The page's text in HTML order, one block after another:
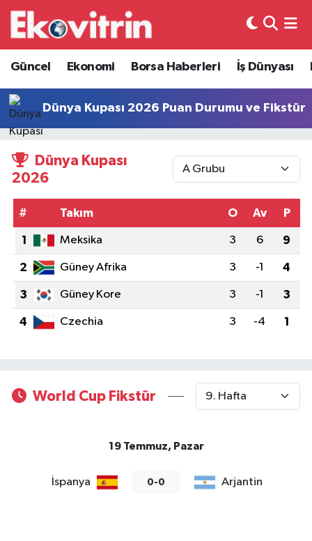
Güncel Ekonomi Borsa Haberleri İş Dünyası
Dünya Kupası 2026 Puan Durumu ve Fikstür
Dünya Kupası
2026
# Takım O Av P
1 Meksika 3 6 9
2 Güney Afrika 3 -1 4
3 Güney Kore 3 -1 3
4 Czechia 3 -4 1
World Cup Fikstür
19 Temmuz, Pazar
İspanya 0-0 Arjantin
Güncel
Ekonomi
İş Dünyası
Otovitrin
Asayiş
Magazin
Hava Durumu
Trafik Durumu
Tüm Manşetler
Haber Arşivi